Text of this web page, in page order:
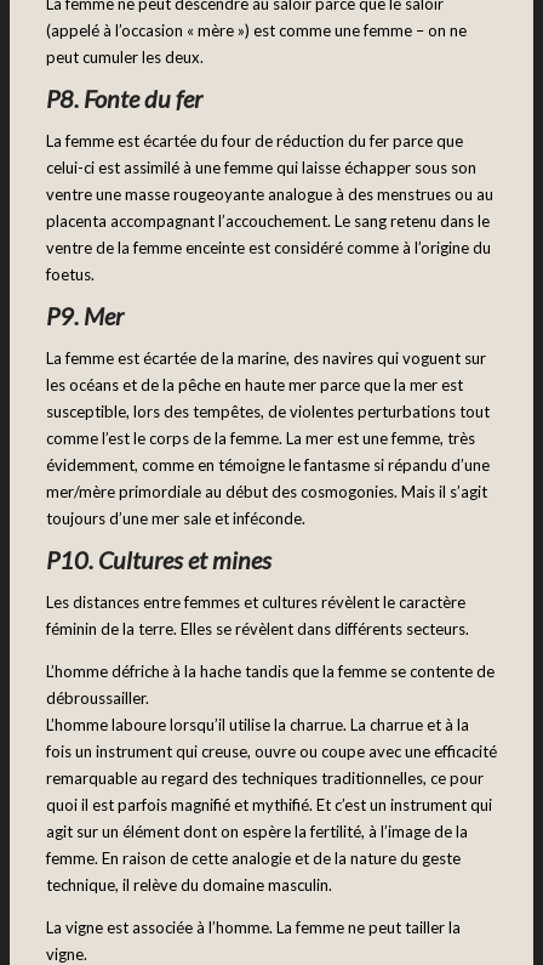
(appelé à l’occasion « mère ») est comme une femme – on ne
peut cumuler les deux.
P8. Fonte du fer
La femme est écartée du four de réduction du fer parce que
celui-ci est assimilé à une femme qui laisse échapper sous son
ventre une masse rougeoyante analogue à des menstrues ou au
placenta accompagnant l’accouchement. Le sang retenu dans le
ventre de la femme enceinte est considéré comme à l’origine du
foetus.
P9. Mer
La femme est écartée de la marine, des navires qui voguent sur
les océans et de la pêche en haute mer parce que la mer est
susceptible, lors des tempêtes, de violentes perturbations tout
comme l’est le corps de la femme. La mer est une femme, très
évidemment, comme en témoigne le fantasme si répandu d’une
mer/mère primordiale au début des cosmogonies. Mais il s’agit
toujours d’une mer sale et inféconde.
P10. Cultures et mines
Les distances entre femmes et cultures révèlent le caractère
féminin de la terre. Elles se révèlent dans différents secteurs.
L’homme défriche à la hache tandis que la femme se contente de
débroussailler.
L’homme laboure lorsqu’il utilise la charrue. La charrue et à la
fois un instrument qui creuse, ouvre ou coupe avec une efficacité
remarquable au regard des techniques traditionnelles, ce pour
quoi il est parfois magnifié et mythifié. Et c’est un instrument qui
agit sur un élément dont on espère la fertilité, à l’image de la
femme. En raison de cette analogie et de la nature du geste
technique, il relève du domaine masculin.
La vigne est associée à l’homme. La femme ne peut tailler la
vigne.